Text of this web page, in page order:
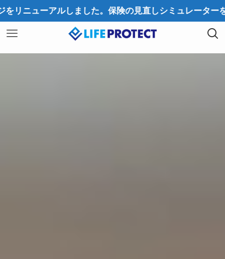
しました。保険の見直しシミュレーターを設置しまし